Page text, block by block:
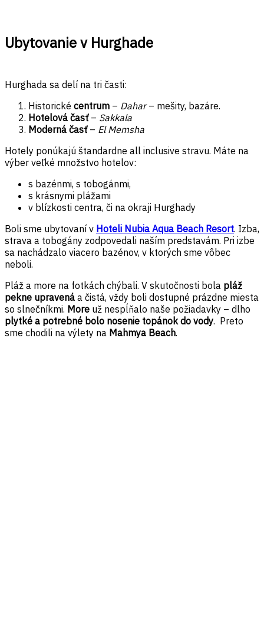
Ubytovanie v Hurghade
Hurghada sa delí na tri časti:
Historické centrum – Dahar– mešity, bazáre.
Hotelová časť– Sakkala
Moderná časť– El Memsha
Hotely ponúkajú štandardne all inclusive stravu. Máte na
výber veľké množstvo hotelov:
s bazénmi, s tobogánmi,
s krásnymi plážami
v blízkosti centra, či na okraji Hurghady
Boli sme ubytovaní v Hoteli Nubia Aqua Beach Resort. Izba,
strava a tobogány zodpovedali naším predstavám. Pri izbe
sa nachádzalo viacero bazénov, v ktorých sme vôbec
neboli.
Pláž a more na fotkách chýbali. V skutočnosti bola pláž
pekne upravená a čistá, vždy boli dostupné prázdne miesta
so slnečníkmi. More už nespĺňalo naše požiadavky – dlho
plytké a potrebné bolo nosenie topánok do vody. Preto
sme chodili na výlety na Mahmya Beach.